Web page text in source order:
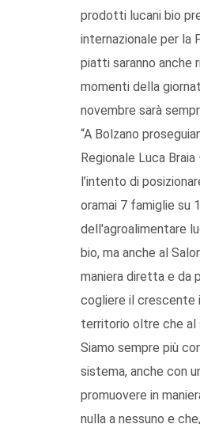
prodotti lucani bio
internazionale per la
piatti saranno anche
momenti della
novembre sarà
“A Bolzano
Regionale Luca
l’intento di
oramai 7 famiglie su
dell'agroalimentare
bio, ma anche al
maniera diretta e da
cogliere il crescente
territorio oltre che al
Siamo sempre più
sistema, anche con
promuovere in
nulla a nessuno e